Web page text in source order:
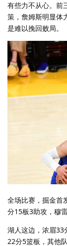
有些力不从心。前
策，詹姆斯明显体
是难以挽回败局。
全场比赛，掘金首
分15板3助攻，穆
湖人这边，浓眉33
22分5篮板，其他